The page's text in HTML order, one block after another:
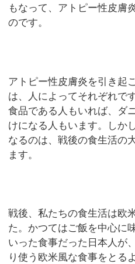
もなって、アトピー性皮膚
のです。
アトピー性皮膚炎を引き起
は、人によってそれぞれで
食品である人もいれば、ダ
けになる人もいます。しか
なるのは、戦後の食生活の
ます。
戦後、私たちの食生活は欧
た。かつてはご飯を中心に
いった食事だった日本人が
り使う欧米風な食事をとる